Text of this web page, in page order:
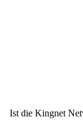
Ist die Kingnet